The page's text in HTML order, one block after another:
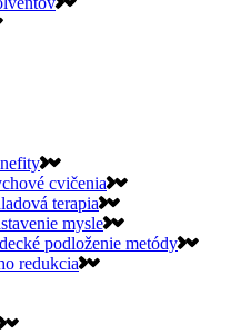
cvičenia
terapia
mysle
podloženie metódy
redukcia